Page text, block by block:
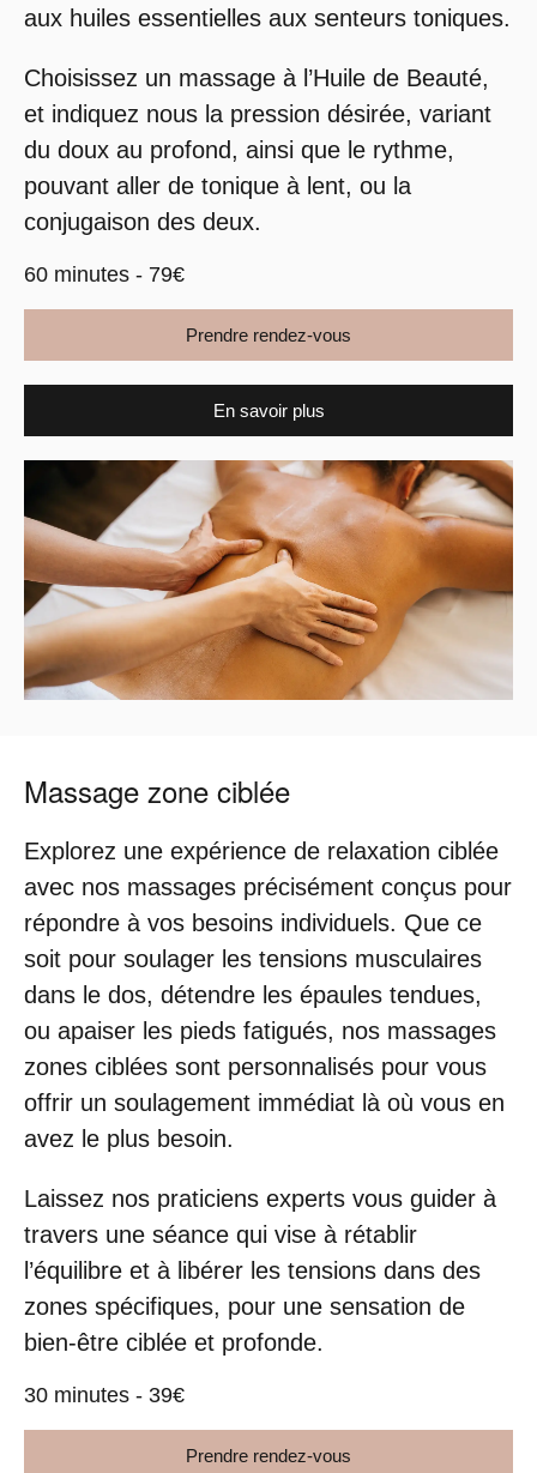
aux huiles essentielles aux senteurs toniques.
Choisissez un massage à l’Huile de Beauté,
et indiquez nous la pression désirée, variant
du doux au profond, ainsi que le rythme,
pouvant aller de tonique à lent, ou la
conjugaison des deux.
60 minutes - 79€
Prendre rendez-vous
En savoir plus
Massage zone ciblée
Explorez une expérience de relaxation ciblée
avec nos massages précisément conçus pour
répondre à vos besoins individuels. Que ce
soit pour soulager les tensions musculaires
dans le dos, détendre les épaules tendues,
ou apaiser les pieds fatigués, nos massages
zones ciblées sont personnalisés pour vous
offrir un soulagement immédiat là où vous en
avez le plus besoin.
Laissez nos praticiens experts vous guider à
travers une séance qui vise à rétablir
l’équilibre et à libérer les tensions dans des
zones spécifiques, pour une sensation de
bien-être ciblée et profonde.
30 minutes - 39€
Prendre rendez-vous